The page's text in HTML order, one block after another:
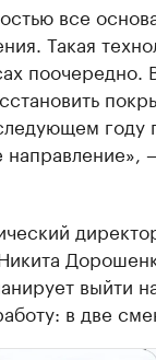
все
Такая
поочередно.
году
направление»,
выйти
в две